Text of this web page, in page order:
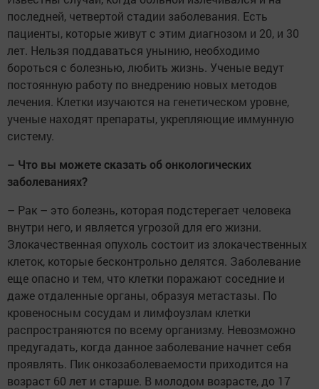
последней, четвертой стадии заболевания. Есть
пациенты, которые живут с этим диагнозом и 20, и 30
лет. Нельзя поддаваться унынию, необходимо
бороться с болезнью, любить жизнь. Ученые ведут
постоянную работу по внедрению новых методов
лечения. Клетки изучаются на генетическом уровне,
ученые находят препараты, укрепляющие иммунную
систему.
– Что вы можете сказать об онкологических
заболеваниях?
– Рак – это болезнь, которая подстерегает человека
внутри него, и является угрозой для его жизни.
Злокачественная опухоль состоит из злокачественных
клеток, которые бесконтрольно делятся. Заболевание
еще опасно и тем, что клетки поражают соседние и
даже отдаленные органы, образуя метастазы. По
кровеносным сосудам и лимфоузлам клетки
распространяются по всему организму. Невозможно
предугадать, когда данное заболевание начнет себя
проявлять. Пик онкозаболеваемости приходится на
возраст 60 лет и старше. В молодом возрасте, до 17